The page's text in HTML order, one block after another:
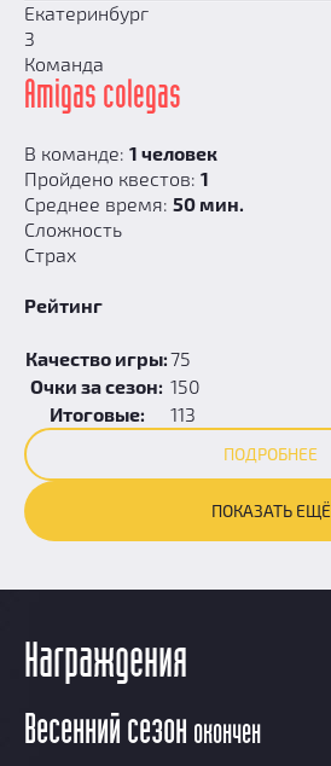
Екатеринбург
3
Команда
Amigas colegas
В команде: 1 человек
Пройдено квестов: 1
Среднее время: 50 мин.
Сложность
Страх
Рейтинг
Качество игры:75
Очки за сезон: 150
Итоговые:
113
ПОДРОБНЕЕ
ПОКАЗАТЬ ЕЩЁ
Награждения
Весенний сезон окончен